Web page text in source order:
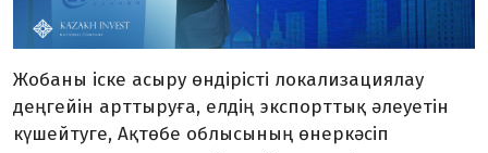
Жобаны іске асыру өндірісті локализациялау
деңгейін арттыруға, елдің экспорттық әлеуетін
күшейтуге, Ақтөбе облысының өнеркәсіп